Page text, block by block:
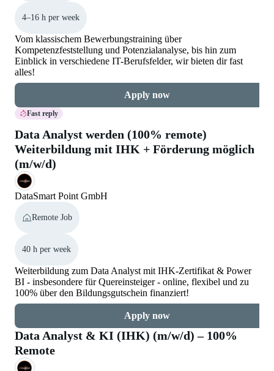
4–16 h per week
Vom klassischem Bewerbungstraining über
Kompetenzfeststellung und Potenzialanalyse, bis hin zum
Einblick in verschiedene IT-Berufsfelder, wir bieten dir fast
alles!
Apply now
Fast reply
Data Analyst werden (100% remote)
Weiterbildung mit IHK + Förderung möglich
(m/w/d)
DataSmart Point GmbH
Remote Job
40 h per week
Weiterbildung zum Data Analyst mit IHK-Zertifikat & Power
BI - insbesondere für Quereinsteiger - online, flexibel und zu
100% über den Bildungsgutschein finanziert!
Apply now
Data Analyst & KI (IHK) (m/w/d) – 100%
Remote